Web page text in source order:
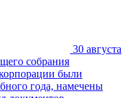
30 августа
собрания
были
года, намечены